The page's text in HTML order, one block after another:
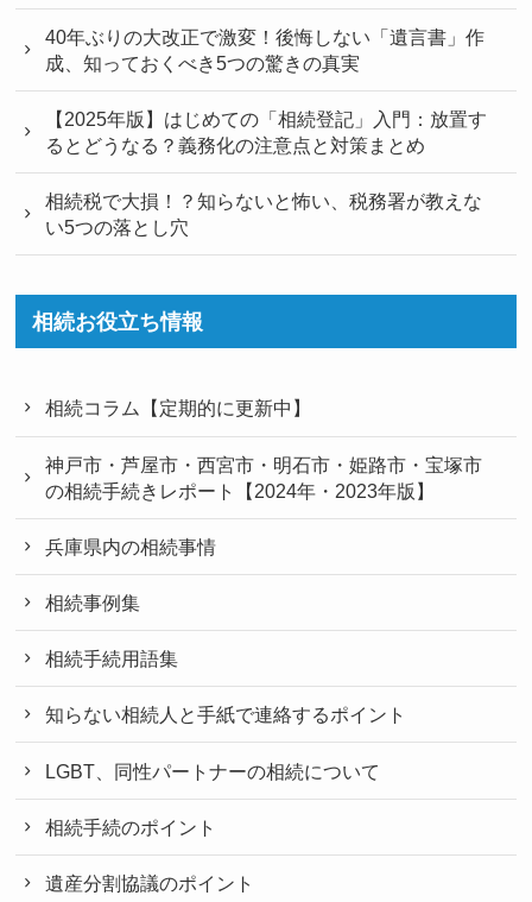
40年ぶりの大改正で激変！後悔しない「遺言書」作
成、知っておくべき5つの驚きの真実
【2025年版】はじめての「相続登記」入門：放置す
るとどうなる？義務化の注意点と対策まとめ
相続税で大損！？知らないと怖い、税務署が教えな
い5つの落とし穴
相続お役立ち情報
相続コラム【定期的に更新中】
神戸市・芦屋市・西宮市・明石市・姫路市・宝塚市
の相続手続きレポート【2024年・2023年版】
兵庫県内の相続事情
相続事例集
相続手続用語集
知らない相続人と手紙で連絡するポイント
LGBT、同性パートナーの相続について
相続手続のポイント
遺産分割協議のポイント